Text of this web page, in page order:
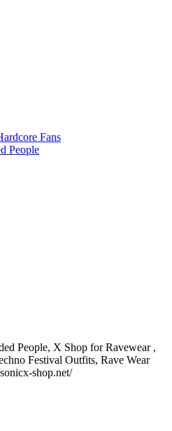
Fans
People
People, X Shop for Ravewear ,
Festival Outfits, Rave Wear
shop.net/